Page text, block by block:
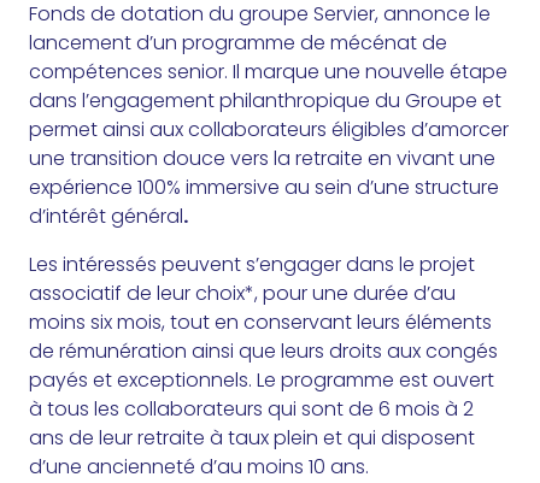
Fonds de dotation du groupe Servier, annonce le
lancement d’un programme de mécénat de
compétences senior. Il marque une nouvelle étape
dans l’engagement philanthropique du Groupe et
permet ainsi aux collaborateurs éligibles d’amorcer
une transition douce vers la retraite en vivant une
expérience 100% immersive au sein d’une structure
d’intérêt général.
Les intéressés peuvent s’engager dans le projet
associatif de leur choix*, pour une durée d’au
moins six mois, tout en conservant leurs éléments
de rémunération ainsi que leurs droits aux congés
payés et exceptionnels. Le programme est ouvert
à tous les collaborateurs qui sont de 6 mois à 2
ans de leur retraite à taux plein et qui disposent
d’une ancienneté d’au moins 10 ans.